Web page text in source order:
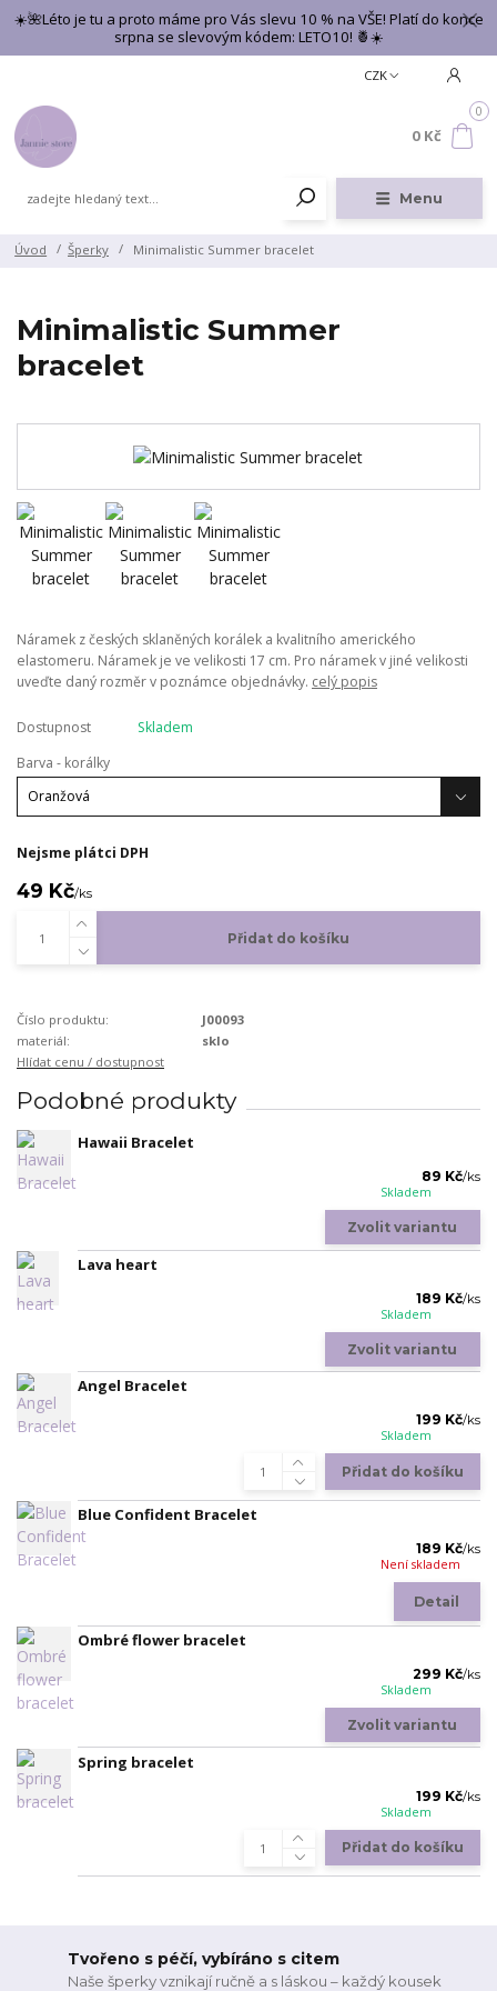
☀️🌺Léto je tu a proto máme pro Vás slevu 10 % na VŠE! Platí do konce
srpna se slevovým kódem: LETO10! 🍍☀️
Menu
CZK
0
0 Kč
Úvod Šperky Minimalistic Summer bracelet
Minimalistic Summer
bracelet
Náramek z českých sklaněných korálek a kvalitního amerického
elastomeru. Náramek je ve velikosti 17 cm. Pro náramek v jiné velikosti
uveďte daný rozměr v poznámce objednávky. celý popis
Dostupnost
Skladem
Barva - korálky
Nejsme plátci DPH
49 Kč/ks
Přidat do košíku
Číslo produktu:
J00093
materiál:
sklo
Hlídat cenu / dostupnost
Podobné produkty
Hawaii Bracelet
89 Kč/ks
Skladem
Zvolit variantu
Lava heart
189 Kč/ks
Skladem
Zvolit variantu
Angel Bracelet
199 Kč/ks
Skladem
Přidat do košíku
Blue Confident Bracelet
189 Kč/ks
Není skladem
Detail
Ombré flower bracelet
299 Kč/ks
Skladem
Zvolit variantu
Spring bracelet
199 Kč/ks
Skladem
Přidat do košíku
Tvořeno s péčí, vybíráno s citem
Naše šperky vznikají ručně a s láskou – každý kousek